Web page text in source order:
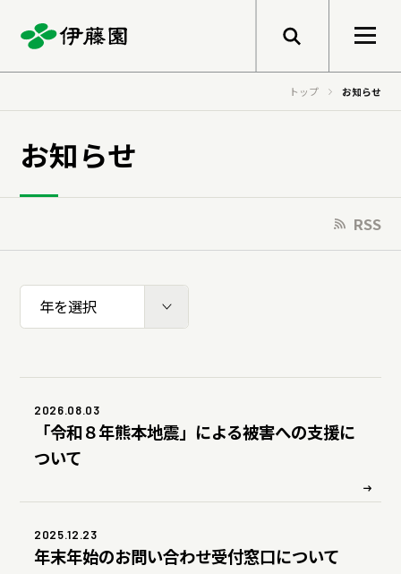
メニューを開く
企業情報
トップメッセージ
グループ経営理念
事業紹介
会社概要
伊藤園のあゆみ
グループ行動規範・方針
コンプライアンス
企業情報トップ
サステナビリティ
トップメッセージ
基本的な考え方と推進体制
マテリアリティ
サステナビリティデータ
統合レポート
健康価値の創造
研究開発
研究開発への考え方・体制
研究・技術開発
3つの重点テーマ
IR・投資家情報
個人投資家の皆さまへ
ニュースルーム
検索
トップ お知らせ
お知らせ
RSS
2026.08.03
「令和８年熊本地震」による被害への支援に
ついて
2025.12.23
年末年始のお問い合わせ受付窓口について